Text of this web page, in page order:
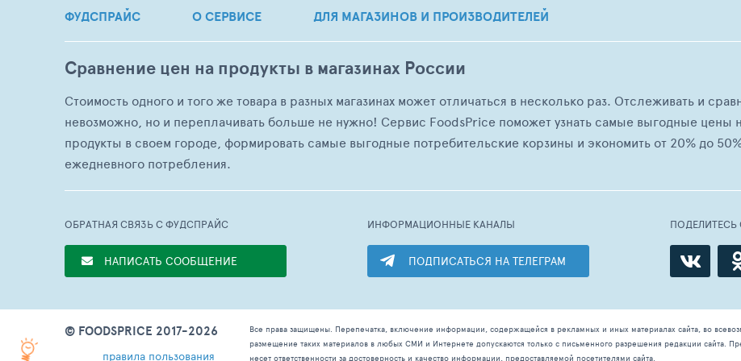
ФУДСПРАЙС О СЕРВИСЕ ДЛЯ МАГАЗИНОВ И ПРОИЗВОДИТЕЛЕЙ
Сравнение цен на продукты в магазинах России
Стоимость одного и того же товара в разных магазинах может отличаться в несколько раз. Отслеживать и
невозможно, но и переплачивать больше не нужно! Сервис FoodsPrice поможет узнать самые выгодные цены
продукты в своем городе, формировать самые выгодные потребительские корзины и экономить от 20% до
ежедневного потребления.
ОБРАТНАЯ СВЯЗЬ С ФУДСПРАЙС
НАПИСАТЬ СООБЩЕНИЕ
ИНФОРМАЦИОННЫЕ КАНАЛЫ
ПОДПИСАТЬСЯ НА ТЕЛЕГРАМ
© FOODSPRICE 2017-2026
правила пользования
Все права защищены. Перепечатка, включение информации, содержащейся в рекламных и иных материалах сайта, во
размещение таких материалов в любых СМИ и Интернете допускаются только с письменного разрешения редакции сайта.
несет ответственности за достоверность и качество информации, предоставляемой посетителями сайта.